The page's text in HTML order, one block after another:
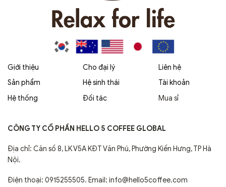
Giới thiệu
Sản phẩm
Hệ thống
Cho đại lý
Hệ sinh thái
Đối tác
Liên hệ
Tài khoản
Mua sỉ
CÔNG TY CỔ PHẦN HELLO 5 COFFEE GLOBAL
Địa chỉ: Căn số 8, LK V5A KĐT Văn Phú, Phường Kiến Hưng, TP Hà
Nội.
Điện thoại: 0915255505. Email: info@hello5coffee.com